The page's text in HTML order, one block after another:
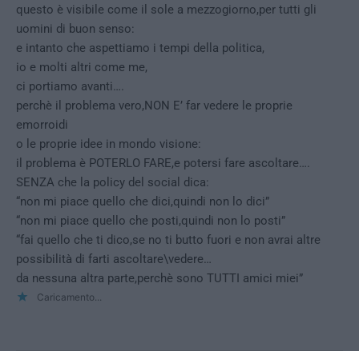
questo è visibile come il sole a mezzogiorno,per tutti gli
uomini di buon senso:
e intanto che aspettiamo i tempi della politica,
io e molti altri come me,
ci portiamo avanti….
perchè il problema vero,NON E’ far vedere le proprie
emorroidi
o le proprie idee in mondo visione:
il problema è POTERLO FARE,e potersi fare ascoltare….
SENZA che la policy del social dica:
“non mi piace quello che dici,quindi non lo dici”
“non mi piace quello che posti,quindi non lo posti”
“fai quello che ti dico,se no ti butto fuori e non avrai altre
possibilità di farti ascoltare\vedere…
da nessuna altra parte,perchè sono TUTTI amici miei”
Caricamento...